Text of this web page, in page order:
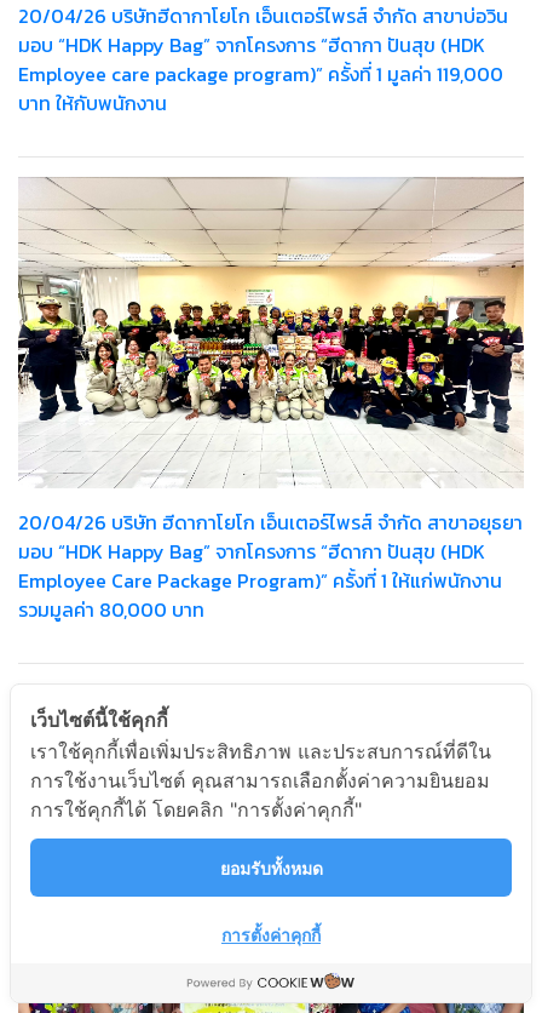
20/04/26 บริษัทฮีดากาโยโก เอ็นเตอร์ไพรส์ จำกัด สาขาบ่อวิน
มอบ “HDK Happy Bag” จากโครงการ “ฮีดากา ปันสุข (HDK
Employee care package program)” ครั้งที่ 1 มูลค่า 119,000
บาท ให้กับพนักงาน
20/04/26 บริษัท ฮีดากาโยโก เอ็นเตอร์ไพรส์ จำกัด สาขาอยุธยา
มอบ “HDK Happy Bag” จากโครงการ “ฮีดากา ปันสุข (HDK
Employee Care Package Program)” ครั้งที่ 1 ให้แก่พนักงาน
รวมมูลค่า 80,000 บาท
เว็บไซต์นี้ใช้คุกกี้
เราใช้คุกกี้เพื่อเพิ่มประสิทธิภาพ และประสบการณ์ที่ดีใน
การใช้งานเว็บไซต์ คุณสามารถเลือกตั้งค่าความยินยอม
การใช้คุกกี้ได้ โดยคลิก "การตั้งค่าคุกกี้"
ยอมรับทั้งหมด
การตั้งค่าคุกกี้